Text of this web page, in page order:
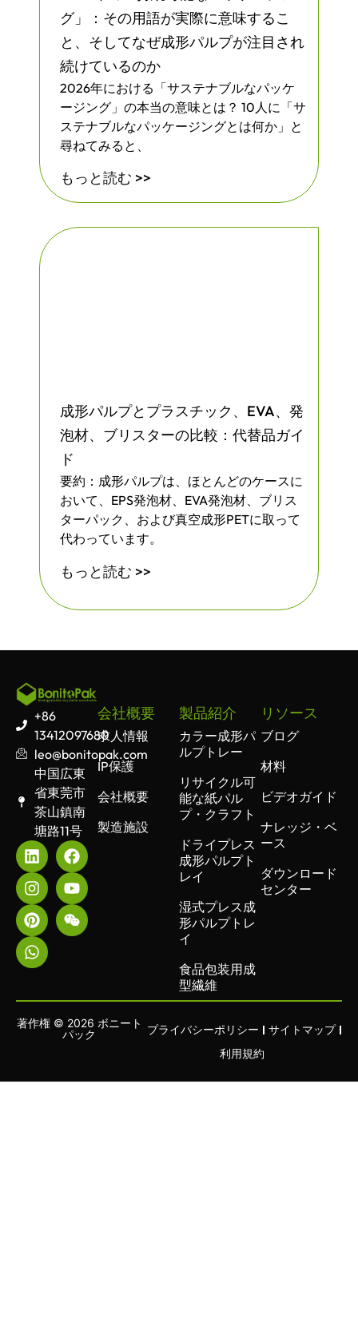
グ」：その用語が実際に意味するこ
と、そしてなぜ成形パルプが注目され
続けているのか
2026年における「サステナブルなパッケ
ージング」の本当の意味とは？ 10人に「サ
ステナブルなパッケージングとは何か」と
尋ねてみると、
もっと読む >>
成形パルプとプラスチック、EVA、発
泡材、ブリスターの比較：代替品ガイ
ド
要約：成形パルプは、ほとんどのケースに
おいて、EPS発泡材、EVA発泡材、ブリス
ターパック、および真空成形PETに取って
代わっています。
もっと読む >>
+86
13412097680
leo@bonitopak.com
中国広東
省東莞市
茶山鎮南
塘路11号
会社概要
求人情報
IP保護
会社概要
製造施設
製品紹介
カラー成形パ
ルプトレー
リサイクル可
能な紙パル
プ・クラフト
ドライプレス
成形パルプト
レイ
湿式プレス成
形パルプトレ
イ
食品包装用成
型繊維
リソース
ブログ
材料
ビデオガイド
ナレッジ・ベ
ース
ダウンロード
センター
著作権 © 2026 ボニート
パック
プライバシーポリシー
サイトマップ
利用規約